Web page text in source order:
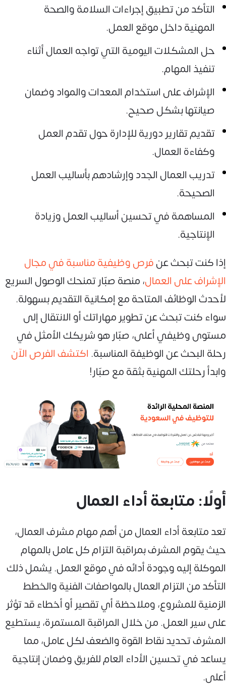
التأكد من تطبيق إجراءات السلامة والصحة
المهنية داخل موقع العمل.
حل المشكلات اليومية التي تواجه العمال أثناء
تنفيذ المهام.
الإشراف على استخدام المعدات والمواد وضمان
صيانتها بشكل صحيح.
تقديم تقارير دورية للإدارة حول تقدم العمل
وكفاءة العمال.
تدريب العمال الجدد وإرشادهم بأساليب العمل
الصحيحة.
المساهمة في تحسين أساليب العمل وزيادة
الإنتاجية.
إذا كنت تبحث عنفرص وظيفية مناسبة في مجال
الإشراف على العمال، منصة صبّار تمنحك الوصول السريع
لأحدث الوظائف المتاحة مع إمكانية التقديم بسهولة.
سواء كنت تبحث عن تطوير مهاراتك أو الانتقال إلى
مستوى وظيفي أعلى، صبّار هو شريكك الأمثل في
رحلة البحث عن الوظيفة المناسبة. اكتشف الفرص الآن
وابدأ رحلتك المهنية بثقة مع صبّار!
أولًا: متابعة أداء العمال
تعد متابعة أداء العمال من أهم مهام مشرف العمال،
حيث يقوم المشرف بمراقبة التزام كل عامل بالمهام
الموكلة إليه وجودة أدائه في موقع العمل. يشمل ذلك
التأكد من التزام العمال بالمواصفات الفنية والخطط
الزمنية للمشروع، وملاحظة أي تقصير أو أخطاء قد تؤثر
على سير العمل. من خلال المراقبة المستمرة، يستطيع
المشرف تحديد نقاط القوة والضعف لكل عامل، مما
يساعد في تحسين الأداء العام للفريق وضمان إنتاجية
أعلى.